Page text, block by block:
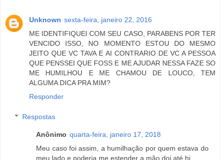
Unknown sexta-feira, janeiro 22, 2016
ME IDENTIFIQUEI COM SEU CASO, PARABENS POR TER
VENCIDO ISSO, NO MOMENTO ESTOU DO MESMO
JEITO QUE VC TAVA E AI CONTRARIO DE VC A PESSOA
QUE PENSSEI QUE FOSS E ME AJUDAR NESSA FAZE SO
ME HUMILHOU E ME CHAMOU DE LOUCO, TEM
ALGUMA DICA PRA MIM?
Responder
Respostas
Anônimo quarta-feira, janeiro 17, 2018
Meu caso foi assim, a humilhação por quem estava do
meu lado e poderia me estender a mão.doi até hj.